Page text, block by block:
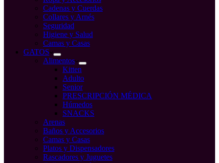
Cadenas y Cuerdas
Collares y Arnés
Seguridad
Higiene y Salud
Camas y Casas
GATOS
Alimentos
Kitten
Adulto
Senior
PRESCRIPCIÓN MÉDICA
Húmedos
SNACKS
Arenas
Baños y Accesorios
Camas y Casas
Platos y Dispensadores
Rascadores y Juguetes